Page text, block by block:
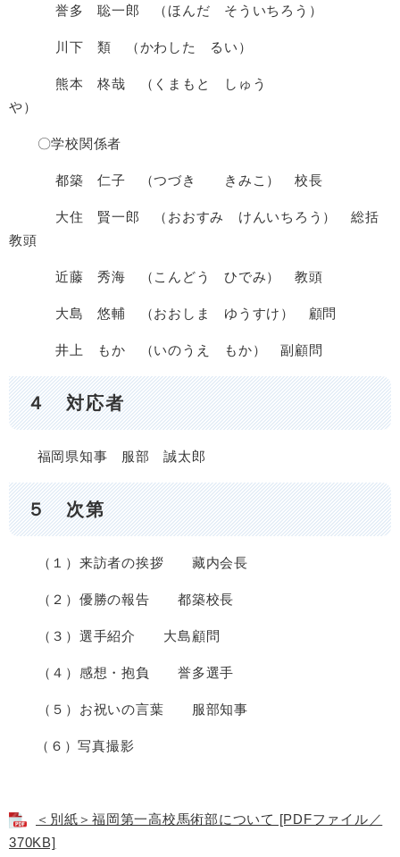
誉多 聡一郎 （ほんだ そういちろう）
川下 類 （かわした るい）
熊本 柊哉 （くまもと しゅう
や）
〇学校関係者
都築 仁子 （つづき きみこ） 校長
大住 賢一郎 （おおすみ けんいちろう） 総括
教頭
近藤 秀海 （こんどう ひでみ） 教頭
大島 悠輔 （おおしま ゆうすけ） 顧問
井上 もか （いのうえ もか） 副顧問
４ 対応者
福岡県知事 服部 誠太郎
５ 次第
（１）来訪者の挨拶 藏内会長
（２）優勝の報告 都築校長
（３）選手紹介 大島顧問
（４）感想・抱負 誉多選手
（５）お祝いの言葉 服部知事
（６）写真撮影
＜別紙＞福岡第一高校馬術部について [PDFファイル／
370KB]